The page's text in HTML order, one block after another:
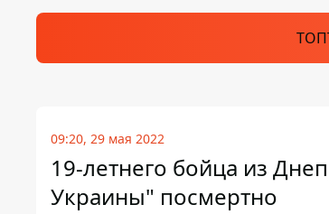
09:20, 29 мая 2022
19-летнего бойца из
Украины" посмертно